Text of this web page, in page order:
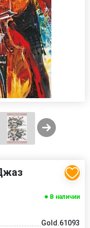
В наличии
Gold.61093